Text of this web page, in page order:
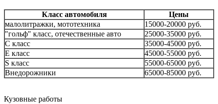
Класс автомобиля
Цены
малолитражки, мототехника
15000-20000 руб.
"гольф" класс, отечественные авто
25000-35000 руб.
С класс
35000-45000 руб.
Е класс
45000-55000 руб.
S класс
55000-65000 руб.
Внедорожники
65000-85000 руб.
Кузовные работы